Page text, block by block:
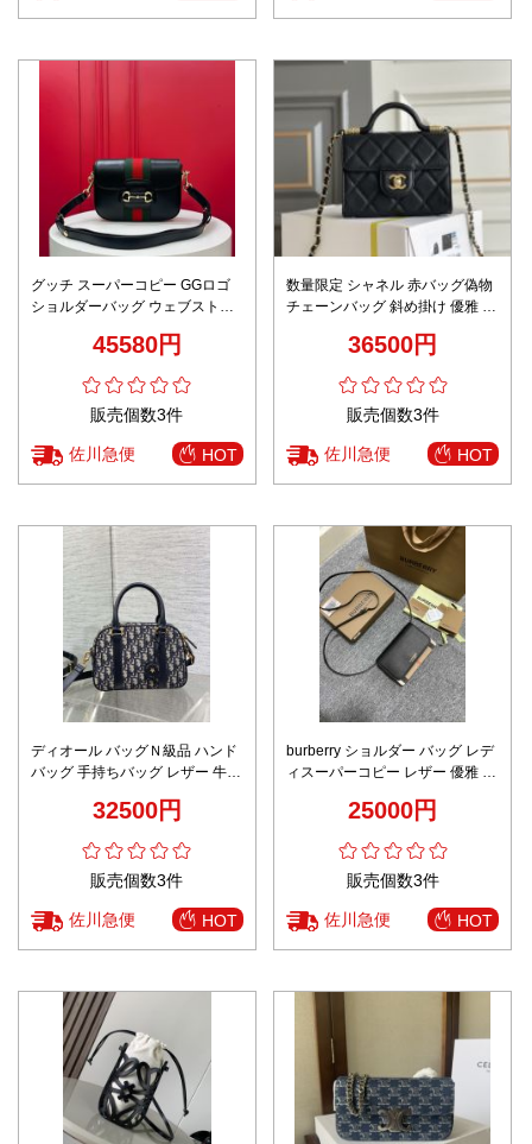
グッチ スーパーコピー GGロゴ
ショルダーバッグ ウェブストラ
45580円
販売個数3件
佐川急便 HOT
数量限定 シャネル 赤バッグ偽物
チェーンバッグ 斜め掛け 優雅 本
36500円
販売個数3件
佐川急便 HOT
ディオール バッグＮ級品 ハンド
バッグ 手持ちバッグ レザー 牛革
32500円
販売個数3件
佐川急便 HOT
burberry ショルダー バッグ レデ
ィスーパーコピー レザー 優雅 本
25000円
販売個数3件
佐川急便 HOT